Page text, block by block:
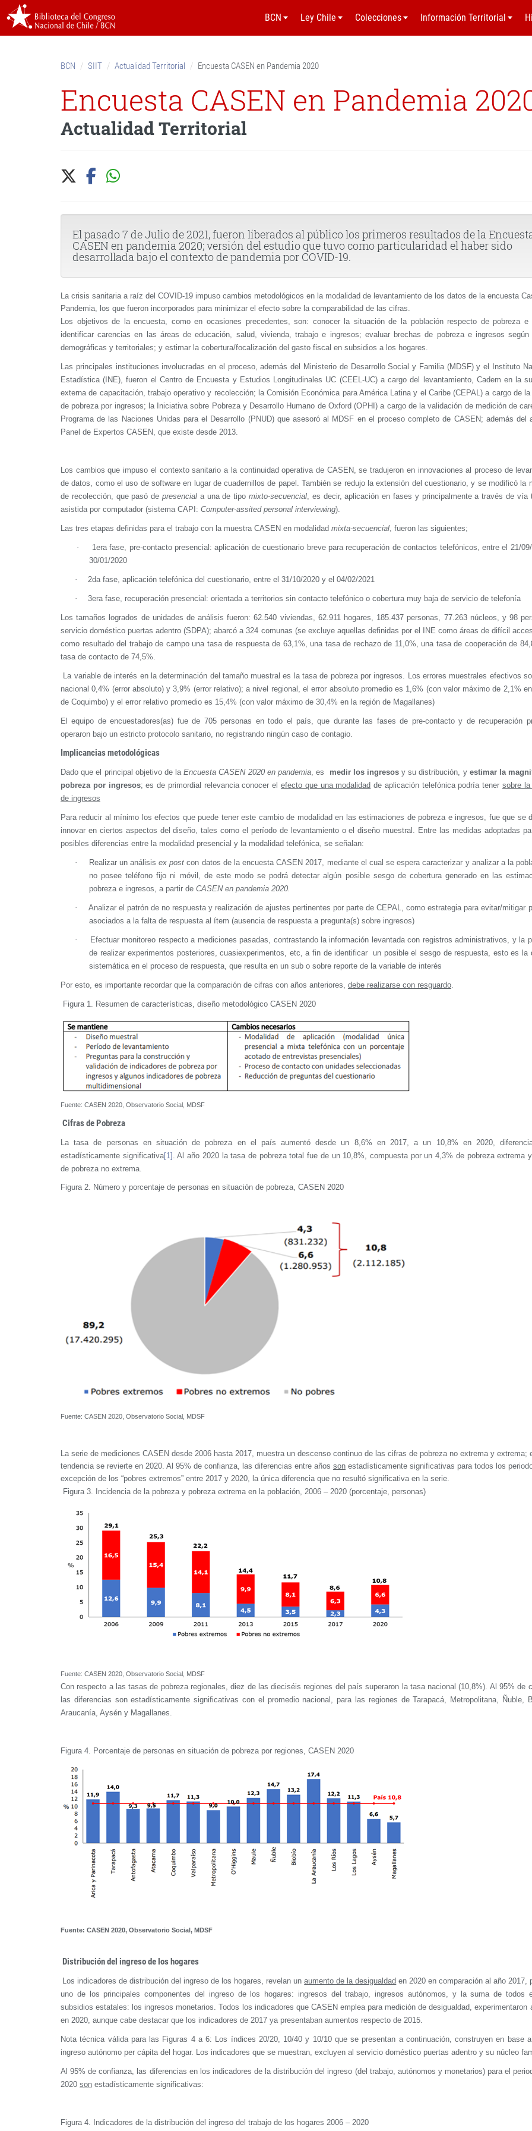
BCN Ley Chile Colecciones Información Territorial
BCN SIIT Actualidad Territorial Encuesta CASEN en Pandemia 2020
Encuesta CASEN en Pandemia
Actualidad Territorial
El pasado 7 de Julio de 2021, fueron liberados al público los primeros resultados de la
CASEN en pandemia 2020; versión del estudio que tuvo como particularidad el haber sido
desarrollada bajo el contexto de pandemia por COVID-19.
La crisis sanitaria a raíz del COVID-19 impuso cambios metodológicos en la modalidad de levantamiento de los datos de la encuesta
Pandemia, los que fueron incorporados para minimizar el efecto sobre la comparabilidad de las cifras.
Los objetivos de la encuesta, como en ocasiones precedentes, son: conocer la situación de la población respecto de pobreza e
identificar carencias en las áreas de educación, salud, vivienda, trabajo e ingresos; evaluar brechas de pobreza e ingresos según
demográficas y territoriales; y estimar la cobertura/focalización del gasto fiscal en subsidios a los hogares.
Las principales instituciones involucradas en el proceso, además del Ministerio de Desarrollo Social y Familia (MDSF) y el Instituto
Estadística (INE), fueron el Centro de Encuesta y Estudios Longitudinales UC (CEEL-UC) a cargo del levantamiento, Cadem en la
externa de capacitación, trabajo operativo y recolección; la Comisión Económica para América Latina y el Caribe (CEPAL) a cargo de
de pobreza por ingresos; la Iniciativa sobre Pobreza y Desarrollo Humano de Oxford (OPHI) a cargo de la validación de medición de
Programa de las Naciones Unidas para el Desarrollo (PNUD) que asesoró al MDSF en el proceso completo de CASEN; además del
Panel de Expertos CASEN, que existe desde 2013.
Los cambios que impuso el contexto sanitario a la continuidad operativa de CASEN, se tradujeron en innovaciones al proceso de
de datos, como el uso de software en lugar de cuadernillos de papel. También se redujo la extensión del cuestionario, y se modificó la
de recolección, que pasó de presenciala una de tipo mixto-secuencial, es decir, aplicación en fases y principalmente a través de vía
asistida por computador (sistema CAPI: Computer-assited personal interviewing).
Las tres etapas definidas para el trabajo con la muestra CASEN en modalidad mixta-secuencial , fueron las siguientes;
·
1era fase, pre-contacto presencial: aplicación de cuestionario breve para recuperación de contactos telefónicos, entre el 21/
30/01/2020
· 2da fase, aplicación telefónica del cuestionario, entre el 31/10/2020 y el 04/02/2021
· 3era fase, recuperación presencial: orientada a territorios sin contacto telefónico o cobertura muy baja de servicio de telefonía
Los tamaños logrados de unidades de análisis fueron: 62.540 viviendas, 62.911 hogares, 185.437 personas, 77.263 núcleos, y 98
servicio doméstico puertas adentro (SDPA); abarcó a 324 comunas (se excluye aquellas definidas por el INE como áreas de difícil
como resultado del trabajo de campo una tasa de respuesta de 63,1%, una tasa de rechazo de 11,0%, una tasa de cooperación de
tasa de contacto de 74,5%.
La variable de interés en la determinación del tamaño muestral es la tasa de pobreza por ingresos. Los errores muestrales efectivos
nacional 0,4% (error absoluto) y 3,9% (error relativo); a nivel regional, el error absoluto promedio es 1,6% (con valor máximo de 2,1%
de Coquimbo) y el error relativo promedio es 15,4% (con valor máximo de 30,4% en la región de Magallanes)
El equipo de encuestadores(as) fue de 705 personas en todo el país, que durante las fases de pre-contacto y de recuperación
operaron bajo un estricto protocolo sanitario, no registrando ningún caso de contagio.
Implicancias metodológicas
Dado que el principal objetivo de laEncuesta CASEN 2020 en pandemia , es medir los ingresosy su distribución, y estimar la
pobreza por ingresos; es de primordial relevancia conocer el efecto que una modalidad de aplicación telefónica podría tener sobre
de ingresos
Para reducir al mínimo los efectos que puede tener este cambio de modalidad en las estimaciones de pobreza e ingresos, fue que se
innovar en ciertos aspectos del diseño, tales como el período de levantamiento o el diseño muestral. Entre las medidas adoptadas
posibles diferencias entre la modalidad presencial y la modalidad telefónica, se señalan:
· Realizar un análisisex post con datos de la encuesta CASEN 2017, mediante el cual se espera caracterizar y analizar a la
no posee teléfono fijo ni móvil, de este modo se podrá detectar algún posible sesgo de cobertura generado en las
pobreza e ingresos, a partir de CASEN en pandemia 2020.
·
Analizar el patrón de no respuesta y realización de ajustes pertinentes por parte de CEPAL, como estrategia para evitar/mitigar
asociados a la falta de respuesta al ítem (ausencia de respuesta a pregunta(s) sobre ingresos)
·
Efectuar monitoreo respecto a mediciones pasadas, contrastando la información levantada con registros administrativos, y la
de realizar experimentos posteriores, cuasiexperimentos, etc, a fin de identificar
un posible el sesgo de respuesta, esto es la
sistemática en el proceso de respuesta, que resulta en un sub o sobre reporte de la variable de interés
Por esto, es importante recordar que la comparación de cifras con años anteriores, debe realizarse con resguardo
Figura 1. Resumen de características, diseño metodológico CASEN 2020
Fuente: CASEN 2020, Observatorio Social, MDSF
Cifras de Pobreza
La tasa de personas en situación de pobreza en el país aumentó desde un 8,6% en 2017, a un 10,8% en 2020,
estadísticamente significativa[1] . Al año 2020 la tasa de pobreza total fue de un 10,8%, compuesta por un 4,3% de pobreza extrema
de pobreza no extrema.
Figura 2. Número y porcentaje de personas en situación de pobreza, CASEN 2020
Fuente: CASEN 2020, Observatorio Social, MDSF
La serie de mediciones CASEN desde 2006 hasta 2017, muestra un descenso continuo de las cifras de pobreza no extrema y extrema;
tendencia se revierte en 2020. Al 95% de confianza, las diferencias entre años son estadísticamente significativas para todos los
excepción de los “pobres extremos” entre 2017 y 2020, la única diferencia que no resultó significativa en la serie.
Figura 3. Incidencia de la pobreza y pobreza extrema en la población, 2006 – 2020 (porcentaje, personas)
Fuente: CASEN 2020, Observatorio Social, MDSF
Con respecto a las tasas de pobreza regionales, diez de las dieciséis regiones del país superaron la tasa nacional (10,8%). Al 95% de
las diferencias son estadísticamente significativas con el promedio nacional, para las regiones de Tarapacá, Metropolitana, Ñuble,
Araucanía, Aysén y Magallanes.
Figura 4. Porcentaje de personas en situación de pobreza por regiones, CASEN 2020
Fuente: CASEN 2020, Observatorio Social, MDSF
Distribución del ingreso de los hogares
Los indicadores de distribución del ingreso de los hogares, revelan unaumento de la desigualdad en 2020 en comparación al año 2017,
uno de los principales componentes del ingreso de los hogares: ingresos del trabajo, ingresos autónomos, y la suma de todos
subsidios estatales: los ingresos monetarios. Todos los indicadores que CASEN emplea para medición de desigualdad, experimentaron
en 2020, aunque cabe destacar que los indicadores de 2017 ya presentaban aumentos respecto de 2015.
Nota técnica válida para las Figuras 4 a 6: Los índices 20/20, 10/40 y 10/10 que se presentan a continuación, construyen en base
ingreso autónomo per cápita del hogar. Los indicadores que se muestran, excluyen al servicio doméstico puertas adentro y su núcleo
Al 95% de confianza, las diferencias en los indicadores de la distribución del ingreso (del trabajo, autónomos y monetarios) para el
2020 son estadísticamente significativas:
Figura 4. Indicadores de la distribución del ingreso del trabajo de los hogares 2006 – 2020